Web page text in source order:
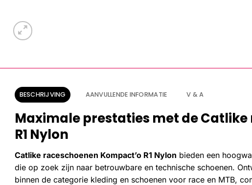
BESCHRIJVING AANVULLENDE INFORMATIE V & A
Maximale prestaties met de
R1 Nylon
Catlike raceschoenen Kompact’o R1 Nylon bieden een
die op zoek zijn naar betrouwbare en technische schoenen.
binnen de categorie kleding en schoenen voor race en MTB,